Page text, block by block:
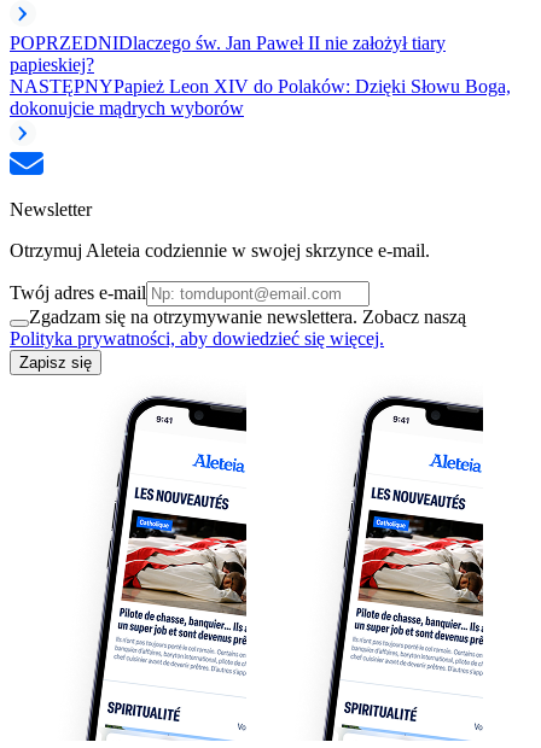
POPRZEDNIDlaczego św. Jan Paweł II nie założył tiary
papieskiej?
NASTĘPNYPapież Leon XIV do Polaków: Dzięki Słowu Boga,
dokonujcie mądrych wyborów
Newsletter
Otrzymuj Aleteia codziennie w swojej skrzynce e-mail.
Twój adres e-mail
Zgadzam się na otrzymywanie newslettera. Zobacz naszą
Polityka prywatności, aby dowiedzieć się więcej.
Zapisz się